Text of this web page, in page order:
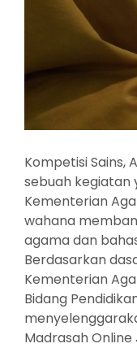
Kompetisi Sains,
sebuah kegiatan
Kementerian
wahana
agama dan
Berdasarkan
Kementerian
Bidang
Madrasah Online